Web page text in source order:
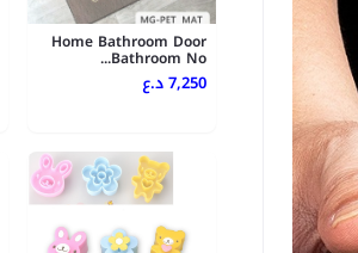
Home Bathroom Door
Bathroom No...
7,250 د.ع